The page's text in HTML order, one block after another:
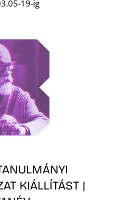
19-ig
KIÁLLÍTÁST |